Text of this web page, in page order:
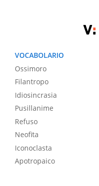
VOCABOLARIO
Ossimoro
Filantropo
Idiosincrasia
Pusillanime
Refuso
Neofita
Iconoclasta
Apotropaico